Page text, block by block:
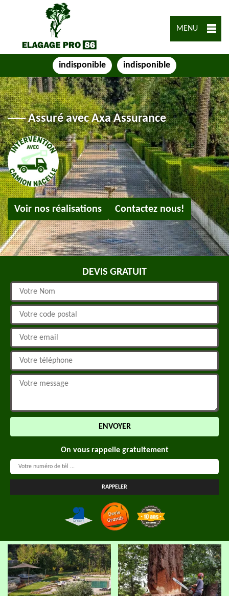
MENU
indisponible indisponible
Assuré avec Axa Assurance
Voir nos réalisations Contactez nous!
DEVIS GRATUIT
On vous rappelle gratuitement